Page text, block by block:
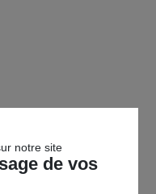
notre site
de vos